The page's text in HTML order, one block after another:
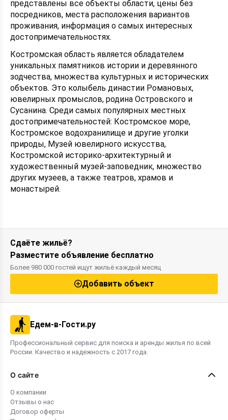
представлены все объекты области, цены без
посредников, места расположения вариантов
проживания, информация о самых интересных
достопримечательностях.
Костромская область является обладателем
уникальных памятников истории и деревянного
зодчества, множества культурных и исторических
объектов. Это колыбель династии Романовых,
ювелирных промыслов, родина Островского и
Сусанина. Среди самых популярных местных
достопримечательностей: Костромское море,
Костромское водохранилище и другие уголки
природы, Музей ювелирного искусства,
Костромской историко-архитектурный и
художественный музей-заповедник, множество
других музеев, а также театров, храмов и
монастырей.
Сдаёте жильё?
Разместите объявление бесплатно
Более 980 000 гостей ищут жильё каждый месяц
Добавить объект
Едем-в-Гости.ру
Профессиональный сервис для поиска и аренды жилья по всей
России. Качество и надежность с 2017 года.
О сайте
О компании
Отзывы о нас
Договор оферты